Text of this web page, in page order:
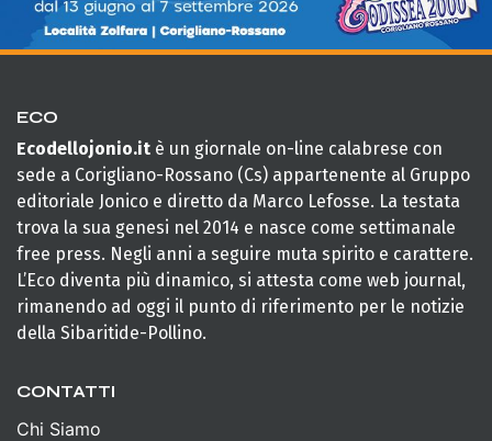
ECO
Ecodellojonio.it è un giornale on-line calabrese con
sede a Corigliano-Rossano (Cs) appartenente al Gruppo
editoriale Jonico e diretto da Marco Lefosse. La testata
trova la sua genesi nel 2014 e nasce come settimanale
free press. Negli anni a seguire muta spirito e carattere.
L’Eco diventa più dinamico, si attesta come web journal,
rimanendo ad oggi il punto di riferimento per le notizie
della Sibaritide-Pollino.
CONTATTI
Chi Siamo